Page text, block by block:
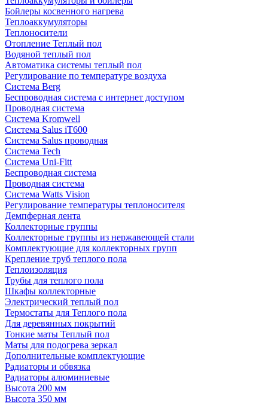
Бойлеры косвенного нагрева
Теплоаккумуляторы
Теплоносители
Отопление Теплый пол
Водяной теплый пол
Автоматика системы теплый пол
Регулирование по температуре воздуха
Система Berg
Беспроводная система с интернет доступом
Проводная система
Система Kromwell
Система Salus iT600
Система Salus проводная
Система Tech
Система Uni-Fitt
Беспроводная система
Проводная система
Система Watts Vision
Регулирование температуры теплоносителя
Демпферная лента
Коллекторные группы
Коллекторные группы из нержавеющей стали
Комплектующие для коллекторных групп
Крепление труб теплого пола
Теплоизоляция
Трубы для теплого пола
Шкафы коллекторные
Электрический теплый пол
Термостаты для Теплого пола
Для деревянных покрытий
Тонкие маты Теплый пол
Маты для подогрева зеркал
Дополнительные комплектующие
Радиаторы и обвязка
Радиаторы алюминиевые
Высота 200 мм
Высота 350 мм